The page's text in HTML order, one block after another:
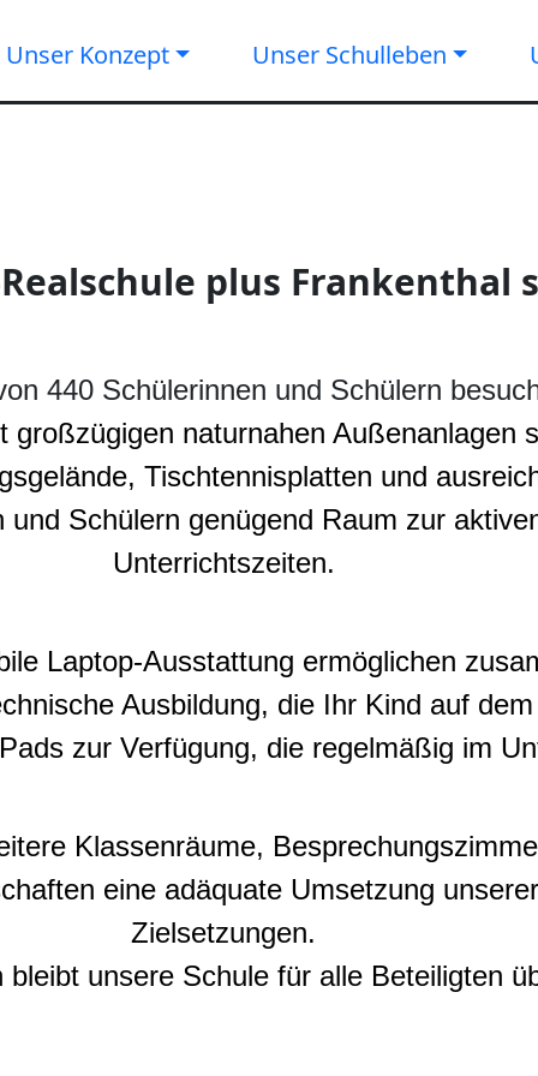
Unser Konzept Unser Schulleben
plus Frankenthal
440 Schülerinnen und Schülern
naturnahen Außenanlagen
Tischtennisplatten und
Schülern genügend Raum zur
Unterrichtszeiten.
Laptop-Ausstattung ermöglichen
Ausbildung, die Ihr Kind auf
zur Verfügung, die regelmäßig im
Klassenräume,
eine adäquate Umsetzung
Zielsetzungen.
unsere Schule für alle Beteiligten